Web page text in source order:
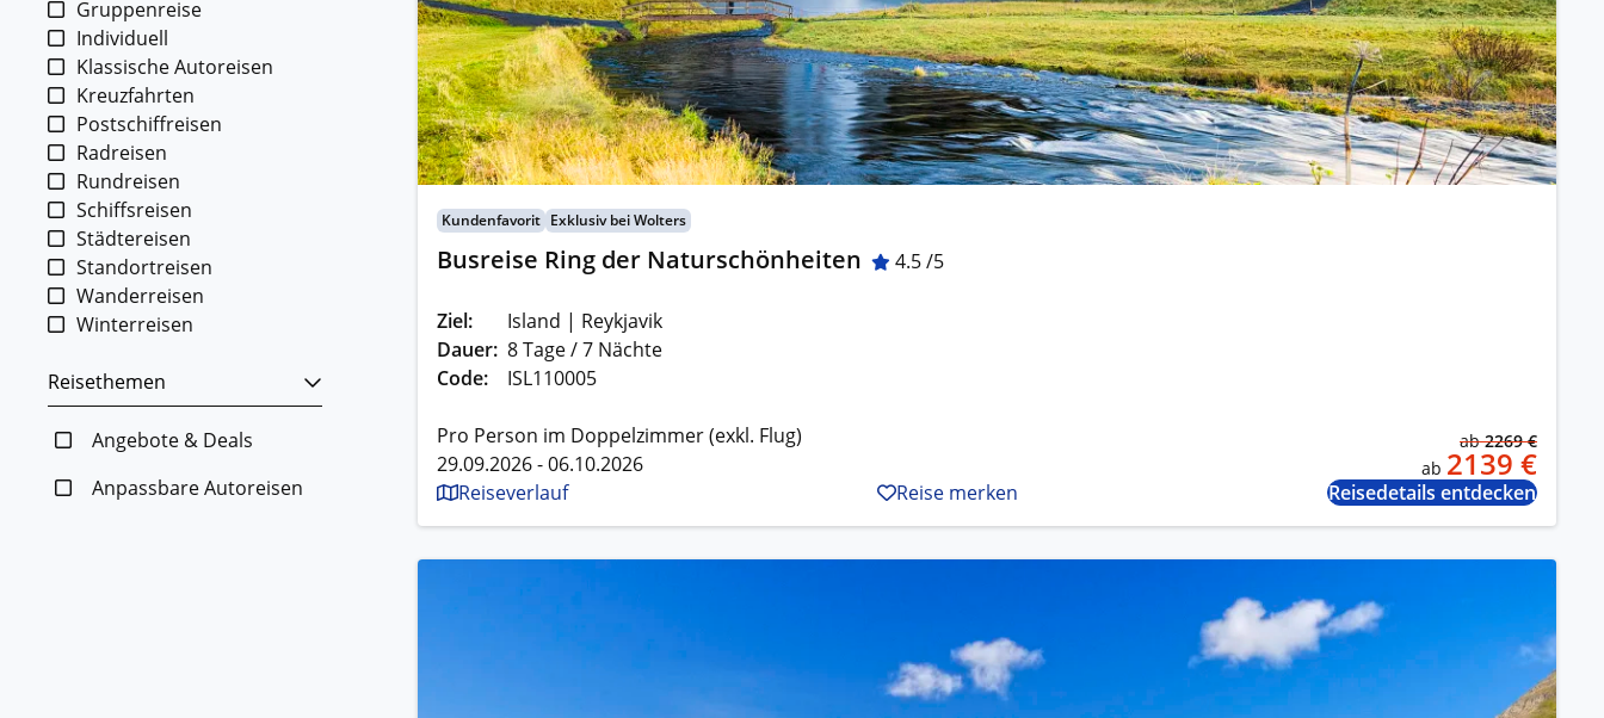
Gruppenreise
Individuell
Klassische Autoreisen
Kreuzfahrten
Postschiffreisen
Radreisen
Rundreisen
Schiffsreisen
Städtereisen
Standortreisen
Wanderreisen
Winterreisen
Reisethemen
Angebote & Deals
Anpassbare Autoreisen
Kundenfavorit Exklusiv bei Wolters
Busreise Ring der Naturschönheiten 4.5 /5
Ziel:
Island | Reykjavik
Dauer: 8 Tage / 7 Nächte
Code:
ISL110005
Pro Person im Doppelzimmer (exkl. Flug)
29.09.2026 - 06.10.2026
ab2269 €
ab 2139 €
Reiseverlauf Reise merken Reisedetails entdecken